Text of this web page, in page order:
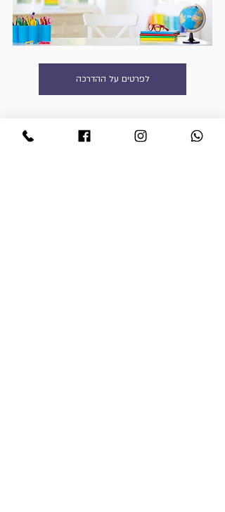
לפרטים על ההדרכה